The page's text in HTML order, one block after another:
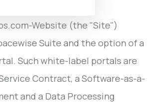
Website (the "Site")
Suite and the option of a
Such white-label portals are
Contract, a Software-as-a-
and a Data Processing